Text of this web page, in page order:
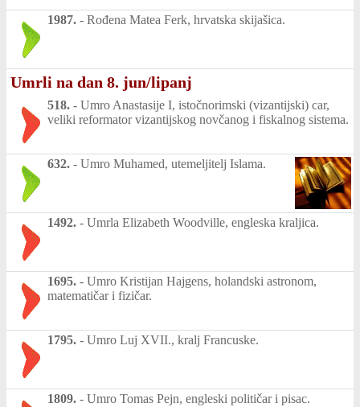
1987. - Rođena Matea Ferk, hrvatska skijašica.
Umrli na dan 8. jun/lipanj
518. - Umro Anastasije I, istočnorimski (vizantijski) car,
veliki reformator vizantijskog novčanog i fiskalnog sistema.
632. - Umro Muhamed, utemeljitelj Islama.
1492. - Umrla Elizabeth Woodville, engleska kraljica.
1695. - Umro Kristijan Hajgens, holandski astronom,
matematičar i fizičar.
1795. - Umro Luj XVII., kralj Francuske.
1809. - Umro Tomas Pejn, engleski političar i pisac.